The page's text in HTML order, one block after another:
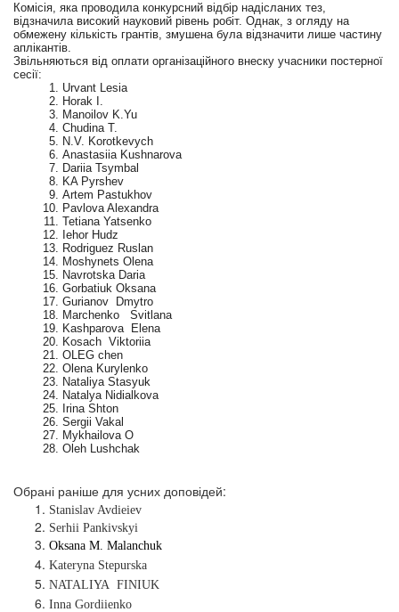
Комісія, яка проводила конкурсний відбір надісланих тез,
відзначила високий науковий рівень робіт. Однак, з огляду на
обмежену кількість грантів, змушена була відзначити лише частину
аплікантів.
Звільняються від оплати організаційного внеску учасники постерної
сесії:
Urvant Lesia
Horak I.
Manoilov K.Yu
Chudina T.
N.V. Korotkevych
Anastasiia Kushnarova
Dariia Tsymbal
KA Pyrshev
Artem Pastukhov
Pavlova Alexandra
Tetiana Yatsenko
Iehor Нudz
Rodriguez Ruslan
Moshynets Olena
Navrotska Daria
Gorbatiuk Oksana
Gurianov Dmytro
Marchenko Svitlana
Kashparova Elena
Kosach Viktoriia
OLEG chen
Olena Kurylenko
Nataliya Stasyuk
Natalya Nidialkova
Irina Shton
Sergii Vakal
Mykhailova O
Oleh Lushchak
Обрані раніше для усних доповідей:
Stanislav Avdieiev
Serhii Pankivskyi
Oksana M. Malanchuk
Kateryna Stepurska
NATALIYA FINIUK
Inna Gordiienko